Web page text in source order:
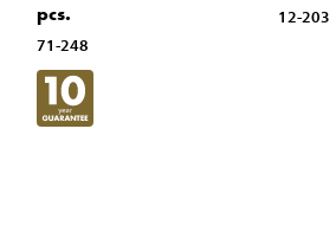
pcs.
71-248
12-203